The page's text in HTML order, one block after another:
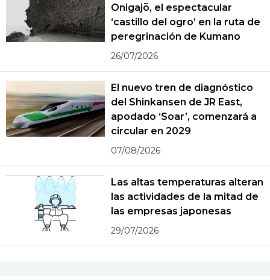
Onigajō, el espectacular
‘castillo del ogro’ en la ruta de
peregrinación de Kumano
26/07/2026
El nuevo tren de diagnóstico
del Shinkansen de JR East,
apodado ‘Soar’, comenzará a
circular en 2029
07/08/2026
Las altas temperaturas alteran
las actividades de la mitad de
las empresas japonesas
29/07/2026